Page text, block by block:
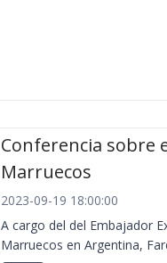
Conferencia sobre
Marruecos
2023-09-19 18:00:00
A cargo del del Embajador
Marruecos en Argentina,